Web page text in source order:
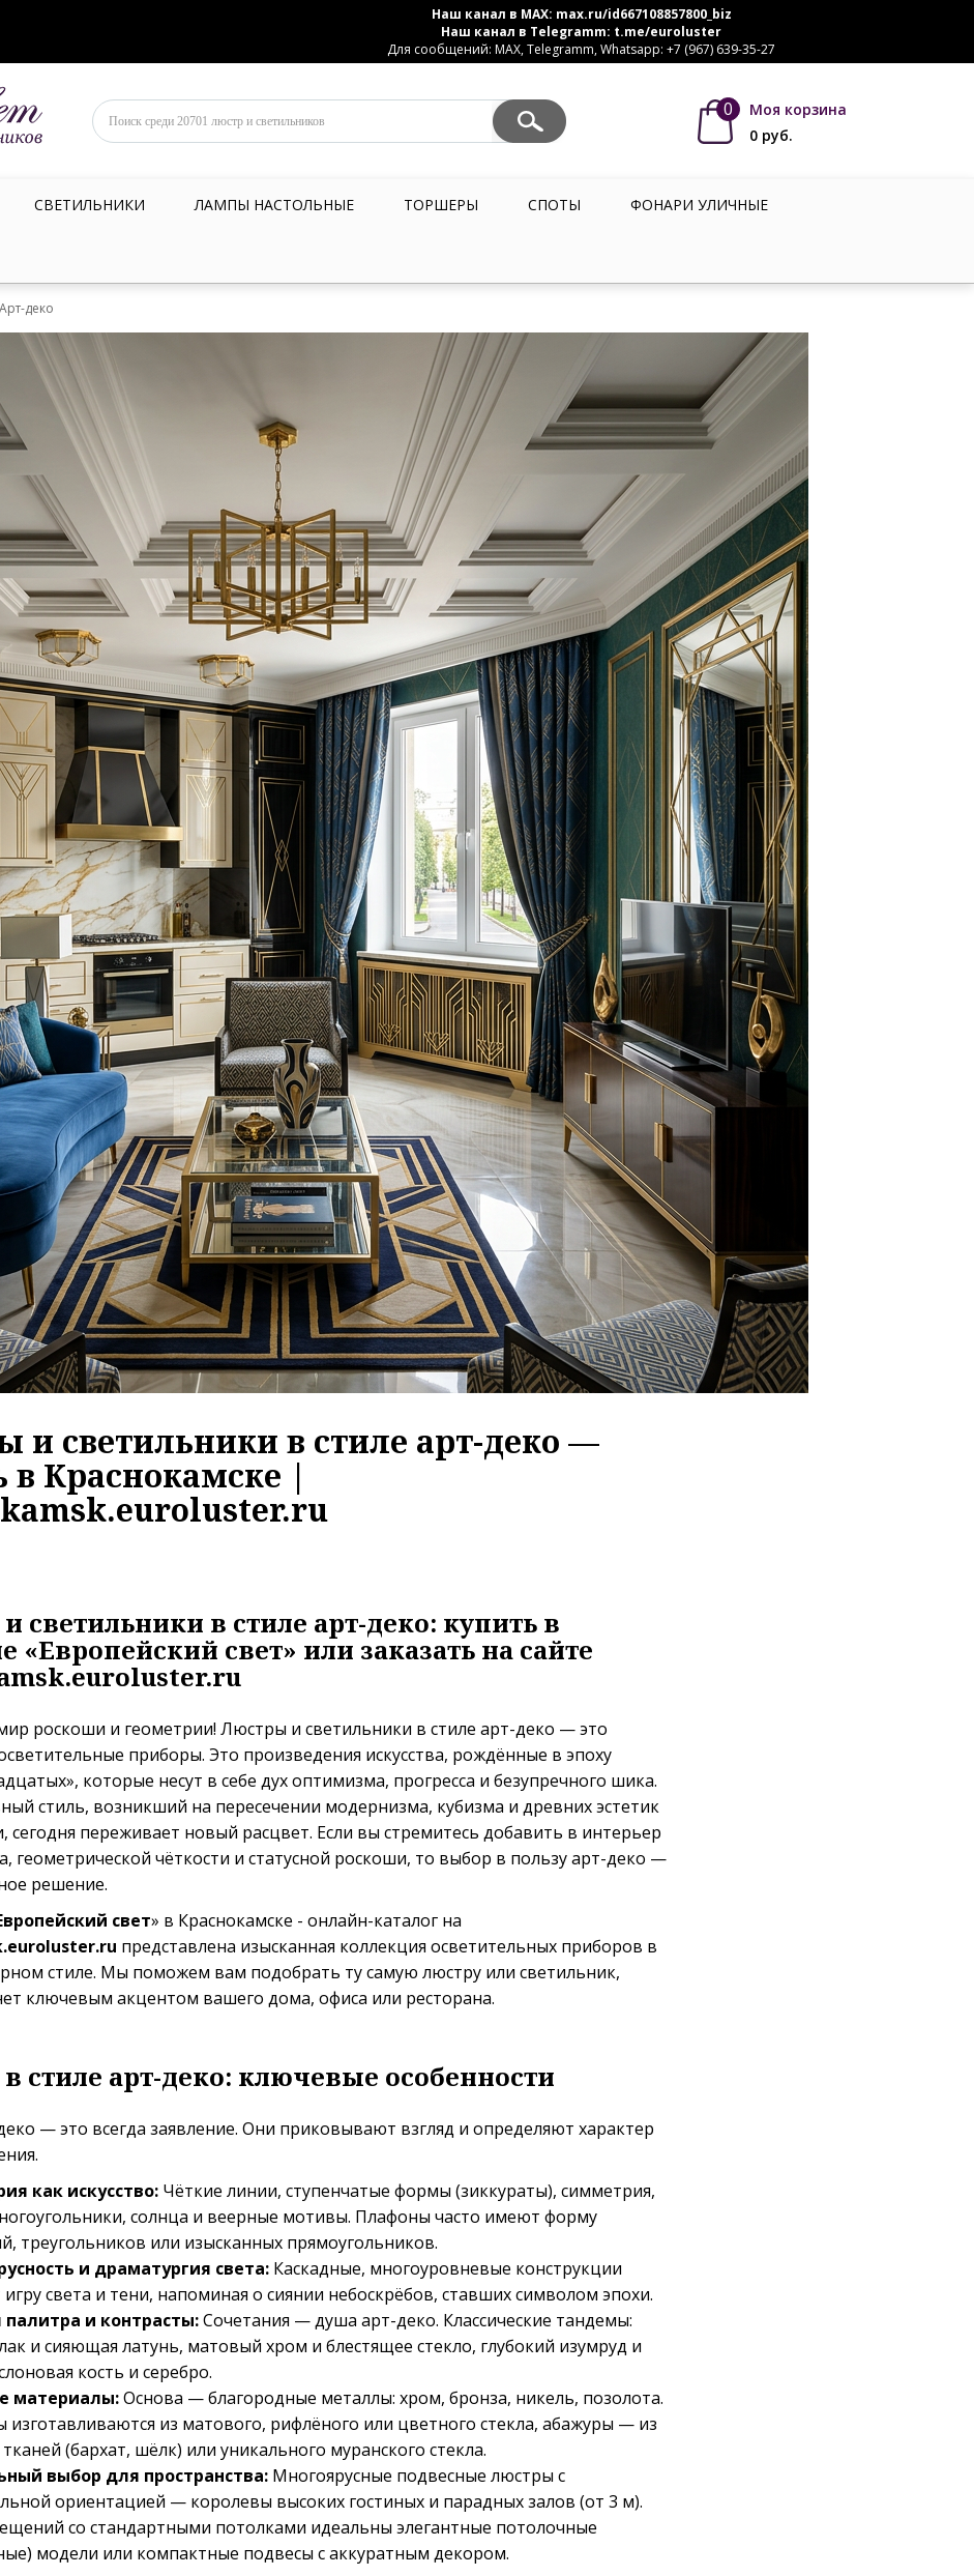
Наш канал в MAX: max.ru/id667108857800_biz
Наш канал в Telegramm: t.me/euroluster
Для сообщений: MAX, Telegramm, Whatsapp: +7 (967) 639-35-27
0
Моя корзина
0 руб.
СВЕТИЛЬНИКИ ЛАМПЫ НАСТОЛЬНЫЕ ТОРШЕРЫ СПОТЫ ФОНАРИ УЛИЧНЫЕ
деко
и светильники в стиле арт-деко —
в Краснокамске |
светильники в стиле арт-деко: купить в
«Европейский свет» или заказать на сайте
роскоши и геометрии! Люстры и светильники в стиле арт-деко — это
приборы. Это произведения искусства, рождённые в эпоху
которые несут в себе дух оптимизма, прогресса и безупречного шика.
стиль, возникший на пересечении модернизма, кубизма и древних эстетик
сегодня переживает новый расцвет. Если вы стремитесь добавить в интерьер
геометрической чёткости и статусной роскоши, то выбор в пользу арт-деко —
решение.
свет» в Краснокамске - онлайн-каталог на
представлена изысканная коллекция осветительных приборов в
стиле. Мы поможем вам подобрать ту самую люстру или светильник,
ключевым акцентом вашего дома, офиса или ресторана.
стиле арт-деко: ключевые особенности
— это всегда заявление. Они приковывают взгляд и определяют характер
как искусство: Чёткие линии, ступенчатые формы (зиккураты), симметрия,
солнца и веерные мотивы. Плафоны часто имеют форму
треугольников или изысканных прямоугольников.
и драматургия света: Каскадные, многоуровневые конструкции
света и тени, напоминая о сиянии небоскрёбов, ставших символом эпохи.
палитра и контрасты:Сочетания — душа арт-деко. Классические тандемы:
и сияющая латунь, матовый хром и блестящее стекло, глубокий изумруд и
кость и серебро.
материалы:Основа — благородные металлы: хром, бронза, никель, позолота.
изготавливаются из матового, рифлёного или цветного стекла, абажуры — из
(бархат, шёлк) или уникального муранского стекла.
выбор для пространства: Многоярусные подвесные люстры с
ориентацией — королевы высоких гостиных и парадных залов (от 3 м).
со стандартными потолками идеальны элегантные потолочные
модели или компактные подвесы с аккуратным декором.